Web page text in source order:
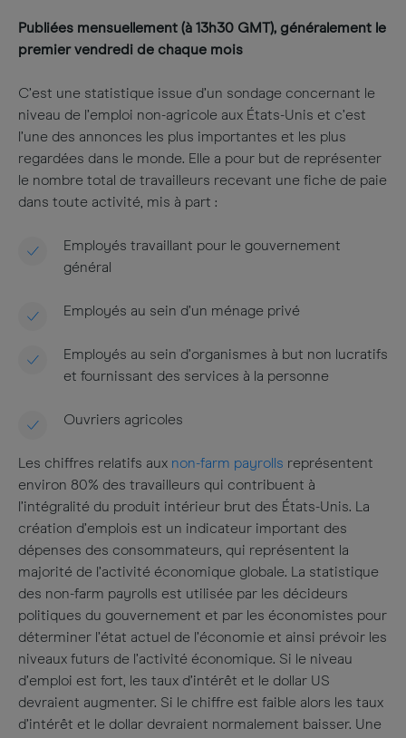
Publiées mensuellement (à 13h30 GMT), généralement le
premier vendredi de chaque mois
C’est une statistique issue d’un sondage concernant le
niveau de l’emploi non-agricole aux États-Unis et c’est
l’une des annonces les plus importantes et les plus
regardées dans le monde. Elle a pour but de représenter
le nombre total de travailleurs recevant une fiche de paie
dans toute activité, mis à part :
Employés travaillant pour le gouvernement
général
Employés au sein d’un ménage privé
Employés au sein d’organismes à but non lucratifs
et fournissant des services à la personne
Ouvriers agricoles
Les chiffres relatifs aux non-farm payrolls représentent
environ 80% des travailleurs qui contribuent à
l’intégralité du produit intérieur brut des États-Unis. La
création d’emplois est un indicateur important des
dépenses des consommateurs, qui représentent la
majorité de l’activité économique globale. La statistique
des non-farm payrolls est utilisée par les décideurs
politiques du gouvernement et par les économistes pour
déterminer l’état actuel de l’économie et ainsi prévoir les
niveaux futurs de l’activité économique. Si le niveau
d’emploi est fort, les taux d’intérêt et le dollar US
devraient augmenter. Si le chiffre est faible alors les taux
d’intérêt et le dollar devraient normalement baisser. Une